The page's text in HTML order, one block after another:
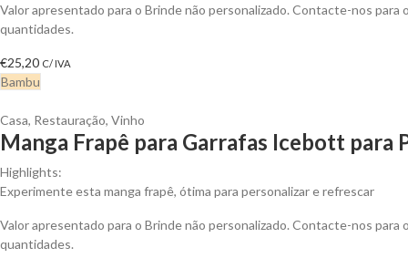
Valor apresentado para o Brinde não personalizado. Contacte-nos
quantidades.
€25,20 C/ IVA
Bambu
Casa, Restauração, Vinho
Manga Frapê para Garrafas Icebott para
Highlights:
Experimente esta manga frapê, ótima para personalizar e refrescar
Valor apresentado para o Brinde não personalizado. Contacte-nos
quantidades.